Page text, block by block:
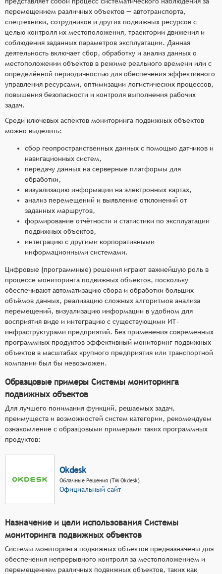
перемещением различных объектов — автотранспорта,
спецтехники, сотрудников и других подвижных ресурсов с
целью контроля их местоположения, траектории движения и
соблюдения заданных параметров эксплуатации. Данная
деятельность включает сбор, обработку и анализ данных о
местоположении объектов в режиме реального времени или с
определённой периодичностью для обеспечения эффективного
управления ресурсами, оптимизации логистических процессов,
повышения безопасности и контроля выполнения рабочих
задач.
Среди ключевых аспектов мониторинга подвижных объектов
можно выделить:
сбор геопространственных данных с помощью датчиков и
навигационных систем,
передачу данных на серверные платформы для
обработки,
визуализацию информации на электронных картах,
анализ перемещений и выявление отклонений от
заданных маршрутов,
формирование отчётности и статистики по эксплуатации
подвижных объектов,
интеграцию с другими корпоративными
информационными системами.
Цифровые (программные) решения играют важнейшую роль в
процессе мониторинга подвижных объектов, поскольку
обеспечивают автоматизацию сбора и обработки больших
объёмов данных, реализацию сложных алгоритмов анализа
перемещений, визуализацию информации в удобном для
восприятия виде и интеграцию с существующими ИТ-
инфраструктурами предприятий. Без применения современных
программных продуктов эффективный мониторинг подвижных
объектов в масштабах крупного предприятия или транспортной
компании был бы невозможен.
Образцовые примеры Системы мониторинга
подвижных объектов
Для лучшего понимания функций, решаемых задач,
преимуществ и возможностей систем категории, рекомендуем
ознакомление с образцовыми примерами таких программных
продуктов:
Okdesk
Облачные Решения (ТМ Okdesk)
Официальный сайт
Назначение и цели использования Системы
мониторинга подвижных объектов
Системы мониторинга подвижных объектов предназначены для
обеспечения непрерывного контроля за местоположением и
перемещением различных подвижных объектов, таких как